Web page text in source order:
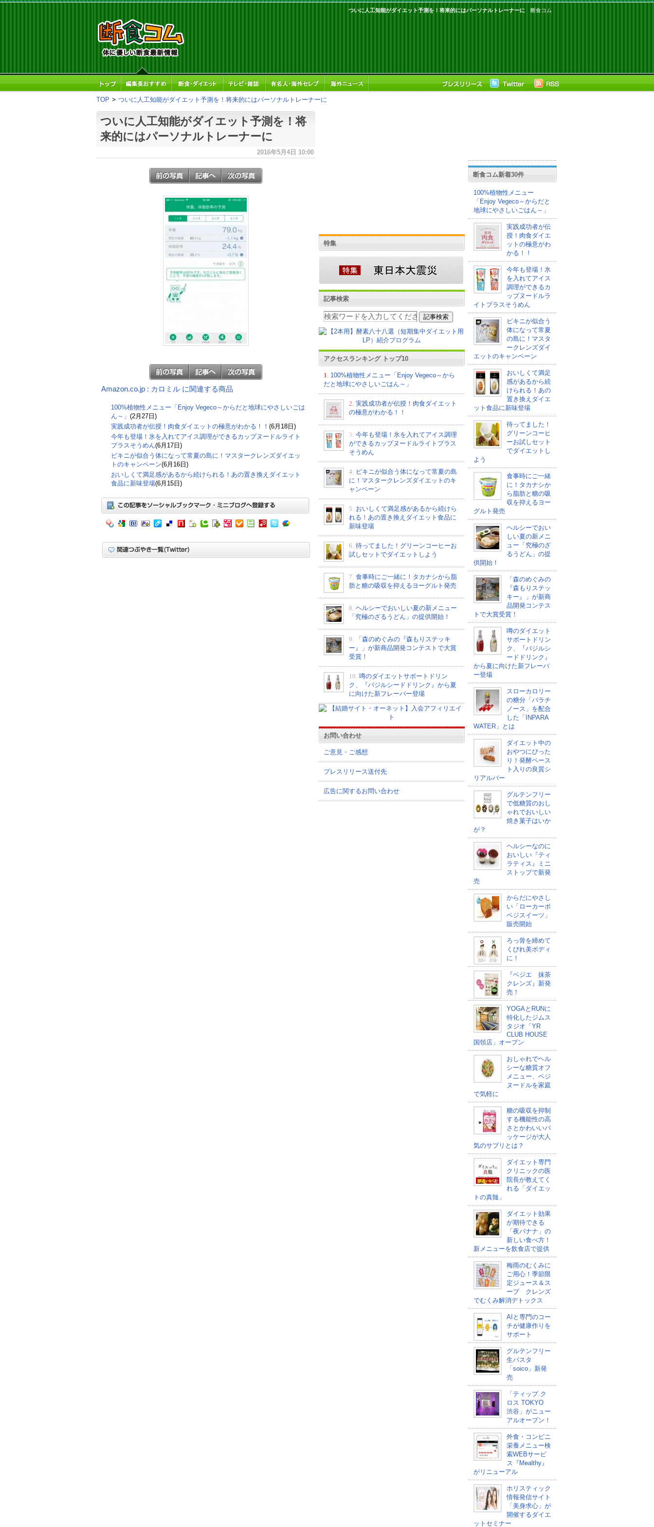
断食コム
ついに人工知能がダイエット予測を！将来的にはパーソナルトレーナーに
TOP > ついに人工知能がダイエット予測を！将来的にはパーソナルトレーナーに
ついに人工知能がダイエット予測を！将
来的にはパーソナルトレーナーに
2016年5月4日 10:00
Amazon.co.jp : カロミル に関連する商品
100%植物性メニュー「Enjoy Vegeco～からだと地球にやさしいごは
ん～」 (2月27日)
実践成功者が伝授！肉食ダイエットの極意がわかる！！ (6月18日)
今年も登場！氷を入れてアイス調理ができるカップヌードルライト
プラスそうめん(6月17日)
ビキニが似合う体になって常夏の島に！マスタークレンズダイエッ
トのキャンペーン(6月16日)
おいしくて満足感があるから続けられる！あの置き換えダイエット
食品に新味登場(6月15日)
特集
記事検索
アクセスランキング トップ10
1.
100%植物性メニュー「Enjoy Vegeco～から
だと地球にやさしいごはん～」
2. 実践成功者が伝授！肉食ダイエット
の極意がわかる！！
3. 今年も登場！氷を入れてアイス調理
ができるカップヌードルライトプラス
そうめん
4.
ビキニが似合う体になって常夏の島
に！マスタークレンズダイエットのキ
ャンペーン
5. おいしくて満足感があるから続けら
れる！あの置き換えダイエット食品に
新味登場
6. 待ってました！グリーンコーヒーお
試しセットでダイエットしよう
7. 食事時にご一緒に！タカナシから脂
肪と糖の吸収を抑えるヨーグルト発売
8. ヘルシーでおいしい夏の新メニュー
「究極のざるうどん」の提供開始！
9.
「森のめぐみの『森もりステッキ
ー』」が新商品開発コンテストで大賞
受賞！
10. 噂のダイエットサポートドリン
ク、『バジルシードドリンク』から夏
に向けた新フレーバー登場
お問い合わせ
ご意見・ご感想
プレスリリース送付先
広告に関するお問い合わせ
断食コム新着30件
100%植物性メニュー
「Enjoy Vegeco～からだと
地球にやさしいごはん～」
実践成功者が伝
授！肉食ダイエ
ットの極意がわ
かる！！
今年も登場！氷
を入れてアイス
調理ができるカ
ップヌードルラ
イトプラスそうめん
ビキニが似合う
体になって常夏
の島に！マスタ
ークレンズダイ
エットのキャンペーン
おいしくて満足
感があるから続
けられる！あの
置き換えダイエ
ット食品に新味登場
待ってました！
グリーンコーヒ
ーお試しセット
でダイエットし
よう
食事時にご一緒
に！タカナシか
ら脂肪と糖の吸
収を抑えるヨー
グルト発売
ヘルシーでおい
しい夏の新メニ
ュー「究極のざ
るうどん」の提
供開始！
「森のめぐみの
『森もりステッ
キー』」が新商
品開発コンテス
トで大賞受賞！
噂のダイエット
サポートドリン
ク、『バジルシ
ードドリンク』
から夏に向けた新フレーバ
ー登場
スローカロリー
の糖分「パラチ
ノース」を配合
した「INPARA
WATER」とは
ダイエット中の
おやつにぴった
り！発酵ペース
ト入りの良質シ
リアルバー
グルテンフリー
で低糖質のおし
ゃれでおいしい
焼き菓子はいか
が？
ヘルシーなのに
おいしい『ティ
ラティス』ミニ
ストップで新発
売
からだにやさし
い「ローカーボ
ベジスイーツ」
販売開始
ろっ骨を締めて
くびれ美ボディ
に！
『ベジエ 抹茶
クレンズ』新発
売！
YOGAとRUNに
特化したジムス
タジオ「YR
CLUB HOUSE
国領店」オープン
おしゃれでヘル
シーな糖質オフ
メニュー、ベジ
ヌードルを家庭
で気軽に
糖の吸収を抑制
する機能性の高
さとかわいいパ
ッケージが大人
気のサプリとは？
ダイエット専門
クリニックの医
院長が教えてく
れる「ダイエッ
トの真髄」
ダイエット効果
が期待できる
「夜バナナ」の
新しい食べ方！
新メニューを飲食店で提供
梅雨のむくみに
ご用心！季節限
定ジュース＆ス
ープ クレンズ
でむくみ解消デトックス
AIと専門のコー
チが健康作りを
サポート
グルテンフリー
生パスタ
「soico」新発
売
「ティップ.ク
ロス TOKYO
渋谷」がニュー
アルオープン！
外食・コンビニ
栄養メニュー検
索WEBサービ
ス『Mealthy』
がリニューアル
ホリスティック
情報発信サイト
「美身求心」が
開催するダイエ
ットセミナー